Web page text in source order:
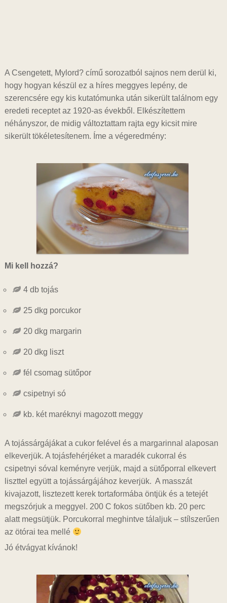
A Csengetett, Mylord? című sorozatból sajnos nem derül ki,
hogy hogyan készül ez a híres meggyes lepény, de
szerencsére egy kis kutatómunka után sikerült találnom egy
eredeti receptet az 1920-as évekből. Elkészítettem
néhányszor, de midig változtattam rajta egy kicsit mire
sikerült tökéletesítenem. Íme a végeredmény:
Mi kell hozzá?
4 db tojás
25 dkg porcukor
20 dkg margarin
20 dkg liszt
fél csomag sütőpor
csipetnyi só
kb. két maréknyi magozott meggy
A tojássárgájákat a cukor felével és a margarinnal alaposan
elkeverjük. A tojásfehérjéket a maradék cukorral és
csipetnyi sóval keményre verjük, majd a sütőporral elkevert
liszttel együtt a tojássárgájához keverjük. A masszát
kivajazott, lisztezett kerek tortaformába öntjük és a tetejét
megszórjuk a meggyel. 200 C fokos sütőben kb. 20 perc
alatt megsütjük. Porcukorral meghintve tálaljuk – stílszerűen
az ötórai tea mellé
Jó étvágyat kívánok!